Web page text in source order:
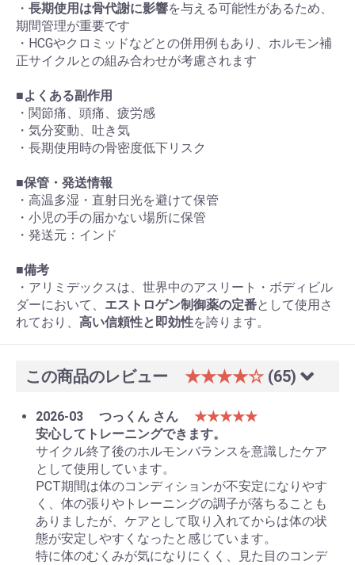
・ 長期使用は骨代謝に影響を与える可能性があるため、
期間管理が重要です
・HCGやクロミッドなどとの併用例もあり、ホルモン補
正サイクルとの組み合わせが考慮されます
■よくある副作用
・関節痛、頭痛、疲労感
・気分変動、吐き気
・長期使用時の骨密度低下リスク
■保管・発送情報
・高温多湿・直射日光を避けて保管
・小児の手の届かない場所に保管
・発送元：インド
■備考
・アリミデックスは、世界中のアスリート・ボディビル
ダーにおいて、 エストロゲン制御薬の定番として使用さ
れており、 高い信頼性と即効性を誇ります。
この商品のレビュー ★★★★☆ (65)
2026-03 つっくん さん
★★★★★
安心してトレーニングできます。
サイクル終了後のホルモンバランスを意識したケア
として使用しています。
PCT期間は体のコンディションが不安定になりやす
く、体の張りやトレーニングの調子が落ちることも
ありましたが、ケアとして取り入れてからは体の状
態が安定しやすくなったと感じています。
特に体のむくみが気になりにくく、見た目のコンデ